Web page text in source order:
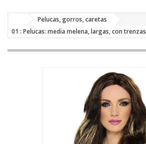
DISFRACES PARA ADULTOS
PELUCAS, GORROS, CARETAS
Pelucas, gorros, caretas
01 : Pelucas: media melena, largas, con trenzas